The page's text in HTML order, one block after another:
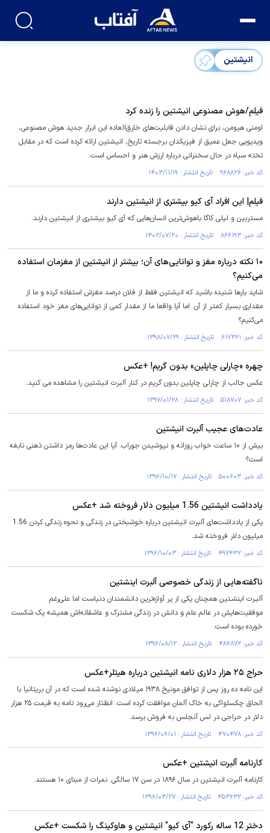
انیشتین
فیلم/هوش مصنوعی انیشتین را زنده کرد
اومنی هیومن، برای نشان دادن قابلیت‌های خارق‌العاده این ابزار جدید هوش مصنوعی،
ویدیویی جعل عمیق از فیزیکدان برجسته تاریخ، انیشتین ارائه کرده است که در مقابل
تخته سیاه در حال سخنرانی درباره ارزش هنر و احساس است.
کد خبر: ۹۶۸۸۲۶ تاریخ انتشار : ۱۴۰۳/۱۱/۱۹
فیلم| این افراد آی کیو بیشتری از انیشتین دارند
مستربین و لیلی کاگا باهوش‌ترین انسان‌هایی که آی کیو بیشتری از انیشتین دارند.
کد خبر: ۸۶۶۱۹۳ تاریخ انتشار : ۱۴۰۲/۰۷/۲۰
۱۰ نکته درباره مغز و توانایی‌های آن؛ بیشتر از انیشتین از مغزمان استفاده
می‌کنیم؟
شاید بارها شنیده باشید که انیشتین فقط از فلان درصد مغزش استفاده کرده و ما از
مقداری بسیار کمتر از آن. اما آیا واقعا ما از مقدار کمی از توانایی‌های مغز خود استفاده
می‌کنیم؟
کد خبر: ۶۱۷۳۶۱ تاریخ انتشار : ۱۳۹۸/۰۷/۲۹
چهره «چارلی چاپلین» بدون گریم! +عکس
عکس جالب از چارلی چاپلین بدون گریم در کنار آلبرت انیشتین را مشاهده می کنید.
کد خبر: ۵۱۸۷۰۷ تاریخ انتشار : ۱۳۹۷/۰۱/۲۸
عادت‌های عجیب آلبرت انیشتین
بیش از ۱۰ ساعت خواب روزانه و نپوشیدن جوراب. آیا این عادت‌ها رمز داشتن ذهنی نابغه
است؟
کد خبر: ۵۰۰۶۰۳ تاریخ انتشار : ۱۳۹۶/۱۰/۱۷
یادداشت انیشتین 1.56 میلیون دلار فروخته شد +عکس
یکی از یادداشت‌های آلبرت انیشتین درباره خوشبختی در زندگی و نحوه زندگی کردن 1.56
میلیون دلار فروخته شد.
کد خبر: ۴۹۷۴۳۲ تاریخ انتشار : ۱۳۹۶/۱۰/۰۳
ناگفته‌هایی از زندگی خصوصی آلبرت اینشتین
آلبـرت اینشـتین همچنان یکی از پر آوازه‌ترین دانشمندان دنیاست اما علی‌رغم
موفقیت‌هایش در عالم علم و دانش در زندگی مشترک و عاشقانه‌اش همیشه یک شکست
خورده بوده است.
کد خبر: ۴۸۶۸۷۲ تاریخ انتشار : ۱۳۹۶/۰۸/۱۲
حراج ۲۵ هزار دلاری نامه انیشتین درباره هیتلر+عکس
این نامه ده روز پس از توافق مونیخ ۱۹۳۸ میلادی نوشته شده است که در آن بریتانیا با
الحاق چکسلواکی به خاک آلمان موافقت کرده است. انظتار می‌رود نامه به قیمت ۲۵ هزار
دلار در حراجی در لس آنجلس به فروش برسد.
کد خبر: ۴۷۰۴۷۸ تاریخ انتشار : ۱۳۹۶/۰۶/۰۱
كارنامه آلبرت انيشتين +عکس
كارنامه آلبرت انيشتين در سال ۱۸۹۶ در سن ۱۷ سالگی. نمرات از مبنای ۱۰ هستند.
کد خبر: ۴۵۳۶۳۲ تاریخ انتشار : ۱۳۹۶/۰۳/۲۷
دختر 12 ساله رکورد "آی کیو" انیشتین و هاوکینگ را شکست +عکس